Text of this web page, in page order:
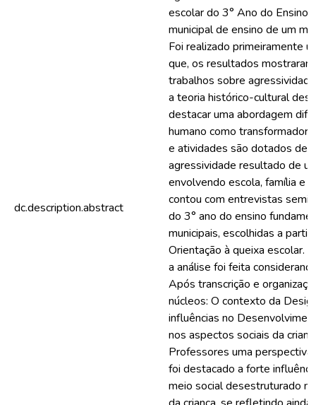
dc.description.abstract
escolar do 3° Ano do Ensino
municipal de ensino de um
Foi realizado primeiramente
que, os resultados
trabalhos sobre
a teoria histórico-cultural
destacar uma abordagem
humano como transformador
e atividades são dotados de
agressividade resultado de
envolvendo escola, família e
contou com entrevistas
do 3° ano do ensino
municipais, escolhidas a
Orientação à queixa escolar.
a análise foi feita
Após transcrição e
núcleos: O contexto da
influências no
nos aspectos sociais da
Professores uma
foi destacado a forte
meio social desestruturado